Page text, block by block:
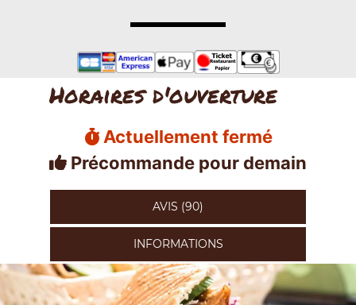
Horaires d'ouverture
Actuellement fermé
Précommande pour demain
AVIS (90)
INFORMATIONS